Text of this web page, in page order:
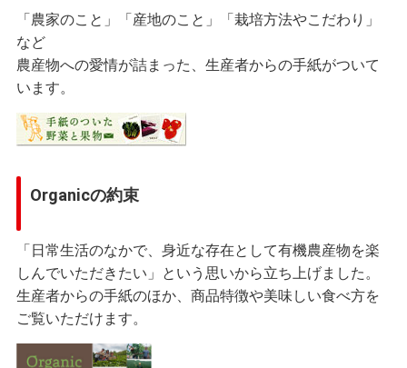
「農家のこと」「産地のこと」「栽培方法やこだわり」
など
農産物への愛情が詰まった、生産者からの手紙がついて
います。
Organicの約束
「日常生活のなかで、身近な存在として有機農産物を楽
しんでいただきたい」という思いから立ち上げました。
生産者からの手紙のほか、商品特徴や美味しい食べ方を
ご覧いただけます。